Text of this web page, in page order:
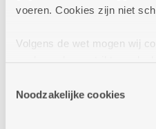
voeren. Cookies zijn niet
Volgens de wet mogen wij
cookies hebben we jouw
cookies worden geplaatst
Noodzakelijke cookies